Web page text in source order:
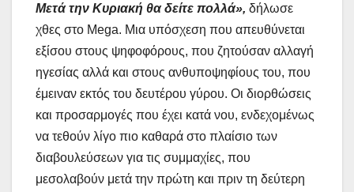
Μετά την Κυριακή θα δείτε πολλά», δήλωσε
χθες στο Mega. Μια υπόσχεση που απευθύνεται
εξίσου στους ψηφοφόρους, που ζητούσαν αλλαγή
ηγεσίας αλλά και στους ανθυποψηφίους του, που
έμειναν εκτός του δευτέρου γύρου. Οι διορθώσεις
και προσαρμογές που έχει κατά νου, ενδεχομένως
να τεθούν λίγο πιο καθαρά στο πλαίσιο των
διαβουλεύσεων για τις συμμαχίες, που
μεσολαβούν μετά την πρώτη και πριν τη δεύτερη